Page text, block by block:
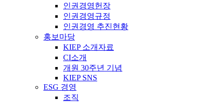
인권경영헌장
인권경영규정
인권경영 추진현황
홍보마당
KIEP 소개자료
CI소개
개원 30주년 기념
KIEP SNS
ESG 경영
조직